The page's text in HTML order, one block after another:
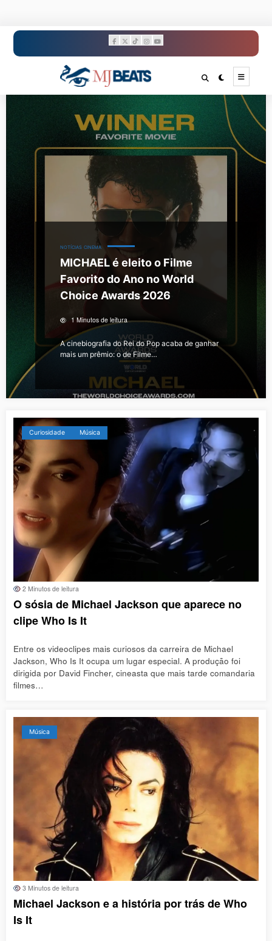
conteúdo
NOTÍCIAS CINEMA
MICHAEL é eleito o Filme
Favorito do Ano no World
Choice Awards 2026
1 Minutos de leitura
A cinebiografia do Rei do Pop acaba de ganhar
mais um prêmio: o de Filme…
Curiosidade Música
2 Minutos de leitura
O sósia de Michael Jackson que aparece no
clipe Who Is It
Entre os videoclipes mais curiosos da carreira de Michael
Jackson, Who Is It ocupa um lugar especial. A produção foi
dirigida por David Fincher, cineasta que mais tarde comandaria
filmes…
Música
3 Minutos de leitura
Michael Jackson e a história por trás de Who
Is It